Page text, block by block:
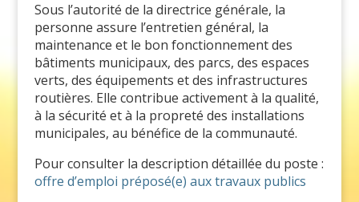
Sous l’autorité de la directrice générale, la
personne assure l’entretien général, la
maintenance et le bon fonctionnement des
bâtiments municipaux, des parcs, des espaces
verts, des équipements et des infrastructures
routières. Elle contribue activement à la qualité,
à la sécurité et à la propreté des installations
municipales, au bénéfice de la communauté.
Pour consulter la description détaillée du poste :
offre d’emploi préposé(e) aux travaux publics